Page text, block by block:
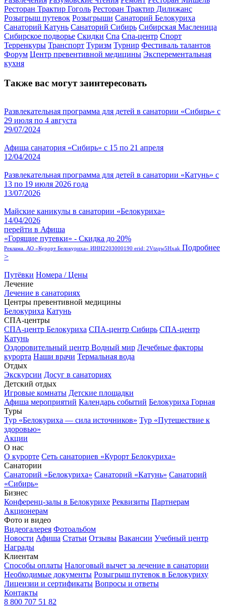
Ресторан Трактир Гоголь Ресторан Трактир Дилижанс
Розыгрыш путевок Розыгрыши Санаторий Белокуриха
Санаторий Катунь Санаторий Сибирь Сибирская Масленица
Сибирское подворье Скидки Спа Спа-центр Спорт
Терренкуры Транспорт Туризм Турнир Фестиваль талантов
Форум Центр превентивной медицины Эксперементальная
кухня
Также вас могут заинтересовать
Развлекательная программа для детей в санатории «Сибирь» с
29 июля по 4 августа
29/07/2024
Афиша санатория «Сибирь» с 15 по 21 апреля
12/04/2024
Развлекательная программа для детей в санатории «Катунь» с
13 по 19 июля 2026 года
13/07/2026
Майские каникулы в санатории «Белокуриха»
14/04/2026
перейти в Афиша
«Горящие путевки» - Скидка до 20%
Реклама. АО «Курорт Белокуриха» ИНН2203000190 erid: 2Vtzqw5Hxak Подробнее
>
Путёвки Номера / Цены
Лечение
Лечение в санаториях
Центры превентивной медицины
Белокуриха Катунь
СПА-центры
СПА-центр Белокуриха СПА-центр Сибирь СПА-центр
Катунь
Оздоровительный центр Водный мир Лечебные факторы
курорта Наши врачи Термальная вода
Отдых
Экскурсии Досуг в санаториях
Детский отдых
Игровые комнаты Детские площадки
Афиша мероприятий Календарь событий Белокуриха Горная
Туры
Тур «Белокуриха — сила источников» Тур «Путешествие к
здоровью»
Акции
О нас
О курорте Сеть санаториев «Курорт Белокуриха»
Санатории
Санаторий «Белокуриха» Санаторий «Катунь» Санаторий
«Сибирь»
Бизнес
Конференц-залы в Белокурихе Реквизиты Партнерам
Акционерам
Фото и видео
Видеогалерея Фотоальбом
Новости Афиша Статьи Отзывы Вакансии Учебный центр
Награды
Клиентам
Способы оплаты Налоговый вычет за лечение в санатории
Необходимые документы Розыгрыш путевок в Белокуриху
Лицензии и сертификаты Вопросы и ответы
Контакты
8 800 707 51 82